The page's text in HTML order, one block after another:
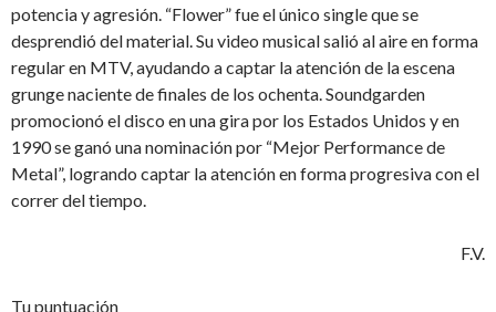
potencia y agresión. “Flower” fue el único single que se
desprendió del material. Su video musical salió al aire en forma
regular en MTV, ayudando a captar la atención de la escena
grunge naciente de finales de los ochenta. Soundgarden
promocionó el disco en una gira por los Estados Unidos y en
1990 se ganó una nominación por “Mejor Performance de
Metal”, logrando captar la atención en forma progresiva con el
correr del tiempo.
F.V.
Tu puntuación